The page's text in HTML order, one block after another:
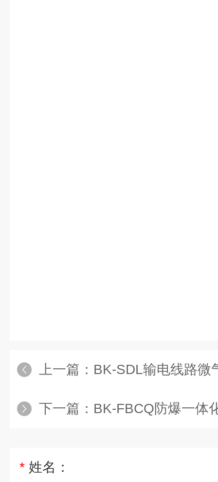
上一篇： BK-SDL输电线路微
下一篇： BK-FBCQ防爆一体
* 姓名：